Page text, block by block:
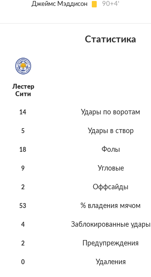
Джеймс Мэддисон 90+4'
Статистика
Лестер
Сити
14 Удары по воротам
5 Удары в створ
18 Фолы
9 Угловые
2 Оффсайды
53 % владения мячом
4 Заблокированные удары
2 Предупреждения
0 Удаления